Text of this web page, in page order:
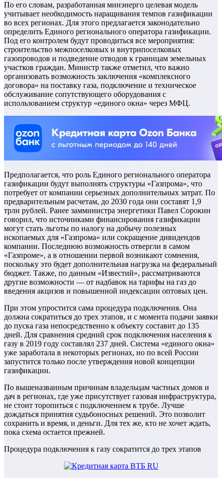
По его словам, разработанная минэнерго целевая модель
учитывает необходимость наращивания темпов газификации
во всех регионах. Для этого предлагается законодательно
определить Единого регионального оператора газификации.
Под его контролем будут проводиться все мероприятия:
строительство межпоселковых и внутрипоселковых
газопроводов и подведение отводов к границам земельных
участков граждан. Министр также отметил, что важно
организовать возможность заключения «комплексного
договора» на поставку газа, подключение и техническое
обслуживание сопутствующего оборудования с
использованием структур «единого окна» через МФЦ.
Предполагается, что роль Единого регионального оператора
газификации будут выполнять структуры «Газпрома», что
потребует от компании серьезных дополнительных затрат. По
предварительным расчетам, до 2030 года они составят 1,9
трлн рублей. Ранее замминистра энергетики Павел Сорокин
говорил, что источниками финансирования газификации
могут стать льготы по налогу на добычу полезных
ископаемых для «Газпрома» или сокращение дивидендов
компании. Последнюю возможность отвергли в самом
«Газпроме», а в отношении первой возникают сомнения,
поскольку это будет дополнительная нагрузка на федеральный
бюджет. Также, по данным «Известий», рассматриваются
другие возможности — от надбавок на тарифы на газ до
введения акцизов и повышенной индексации оптовых цен.
При этом упростится сама процедура подключения. Она
должна сократиться до трех этапов, и с момента подачи заявки
до пуска газа непосредственно к объекту составит до 135
дней. Для сравнения средний срок подключения населения к
газу в 2019 году составлял 237 дней. Система «единого окна»
уже заработала в некоторых регионах, но по всей России
запустится только после утверждения новой концепции
газификации.
По вышеназванным причинам владельцам частных домов и
дач в регионах, где уже присутствует газовая инфраструктура,
не стоит торопиться с подключением к трубе. Лучше
дождаться принятия судьбоносных решений. Это позволит
сохранить и время, и деньги. Для тех же, кто не хочет ждать,
пока схема остается прежней.
Процедура подключения к газу сократится до трех этапов